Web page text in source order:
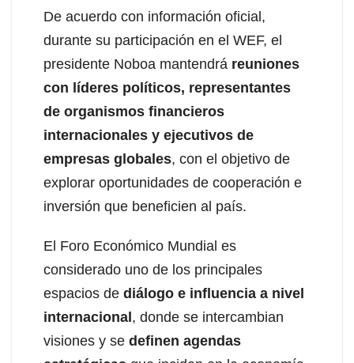
De acuerdo con información oficial,
durante su participación en el WEF, el
presidente Noboa mantendrá reuniones
con líderes políticos, representantes
de organismos financieros
internacionales y ejecutivos de
empresas globales, con el objetivo de
explorar oportunidades de cooperación e
inversión que beneficien al país.
El Foro Económico Mundial es
considerado uno de los principales
espacios de diálogo e influencia a nivel
internacional, donde se intercambian
visiones y se definen agendas